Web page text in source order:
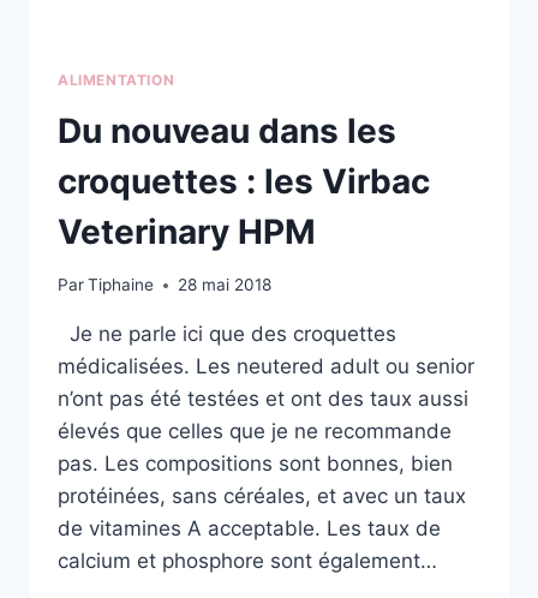
ALIMENTATION
Du nouveau dans les
croquettes : les Virbac
Veterinary HPM
ParTiphaine 28 mai 2018
Je ne parle ici que des croquettes
médicalisées. Les neutered adult ou senior
n’ont pas été testées et ont des taux aussi
élevés que celles que je ne recommande
pas. Les compositions sont bonnes, bien
protéinées, sans céréales, et avec un taux
de vitamines A acceptable. Les taux de
calcium et phosphore sont également…